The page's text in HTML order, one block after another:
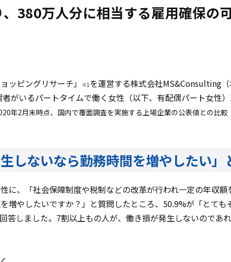
380万人分に相当する雇用確保の
ッピングリサーチ」 ※1を運営する株式会社MS&Consulting
がいるパートタイムで働く女性（以下、有配偶パート女性
年2月末時点、国内で覆面調査を実施する上場企業の公表値との比較
しないなら勤務時間を増やしたい
に、「社会保障制度や税制などの改革が行われ一定の年収
増やしたいですか？」と質問したところ、50.9%が「とて
答しました。7割以上もの人が、働き損が発生しないのであ